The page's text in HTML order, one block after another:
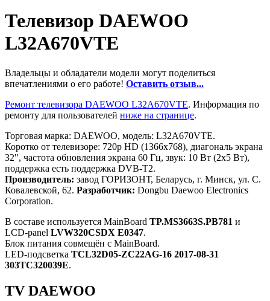
Телевизор DAEWOO
L32A670VTE
Владельцы и обладатели модели могут поделиться
впечатлениями о его работе! Оставить отзыв...
Ремонт телевизора DAEWOO L32A670VTE. Информация по
ремонту для пользователей ниже на странице.
Торговая марка: DAEWOO, модель: L32A670VTE.
Коротко от телевизоре: 720p HD (1366x768), диагональ экрана
32", частота обновления экрана 60 Гц, звук: 10 Вт (2х5 Вт),
поддержка есть поддержка DVB-T2.
Производитель: завод ГОРИЗОНТ, Беларусь, г. Минск, ул. С.
Ковалевской, 62. Разработчик: Dongbu Daewoo Electronics
Corporation.
В составе используется MainBoard TP.MS3663S.PB781 и
LCD-panel LVW320CSDX E0347.
Блок питания совмещён с MainBoard.
LED-подсветка TCL32D05-ZC22AG-16 2017-08-31
303TC320039E.
TV DAEWOO